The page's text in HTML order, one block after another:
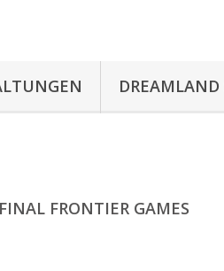
DREAMLAND
FRONTIER GAMES